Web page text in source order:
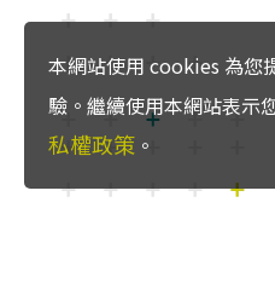
本網站使用 cookies 為您
驗。繼續使用本網站表示
私權政策 。